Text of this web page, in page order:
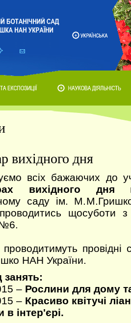
вихідного дня
всіх бажаючих до
вихідного дня в
саду ім.
щосуботи
№6.
проводитимуть провідні
НАН України.
занять:
– Рослини для дому
– Красиво квітучі
в інтер'єрі.